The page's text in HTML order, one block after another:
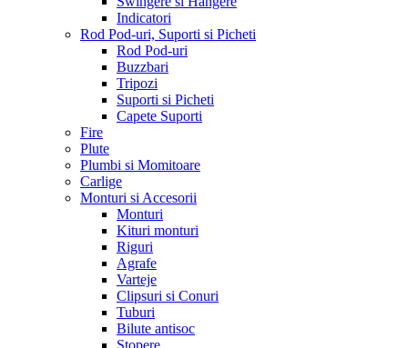
Indicatori
Rod Pod-uri, Suporti si Picheti
Rod Pod-uri
Buzzbari
Tripozi
Suporti si Picheti
Capete Suporti
Fire
Plute
Plumbi si Momitoare
Carlige
Monturi si Accesorii
Monturi
Kituri monturi
Riguri
Agrafe
Varteje
Clipsuri si Conuri
Tuburi
Bilute antisoc
Stopere